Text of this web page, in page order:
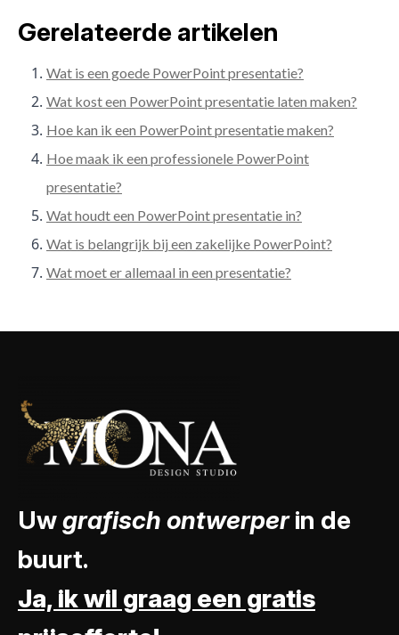
Gerelateerde artikelen
Wat is een goede PowerPoint presentatie?
Wat kost een PowerPoint presentatie laten maken?
Hoe kan ik een PowerPoint presentatie maken?
Hoe maak ik een professionele PowerPoint
presentatie?
Wat houdt een PowerPoint presentatie in?
Wat is belangrijk bij een zakelijke PowerPoint?
Wat moet er allemaal in een presentatie?
Uwgrafisch ontwerperin de
buurt.
Ja, ik wil graag een gratis